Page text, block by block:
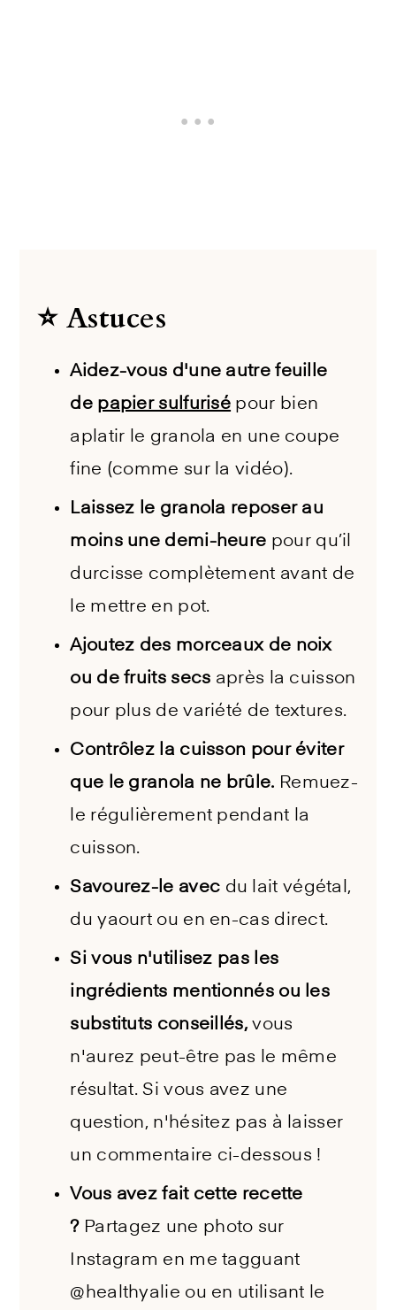
⭐️ Astuces
Aidez-vous d'une autre feuille
de papier sulfurisé pour bien
aplatir le granola en une coupe
fine (comme sur la vidéo).
Laissez le granola reposer au
moins une demi-heure pour qu’il
durcisse complètement avant de
le mettre en pot.
Ajoutez des morceaux de noix
ou de fruits secs après la cuisson
pour plus de variété de textures.
Contrôlez la cuisson pour éviter
que le granola ne brûle. Remuez-
le régulièrement pendant la
cuisson.
Savourez-le avec du lait végétal,
du yaourt ou en en-cas direct.
Si vous n'utilisez pas les
ingrédients mentionnés ou les
substituts conseillés, vous
n'aurez peut-être pas le même
résultat. Si vous avez une
question, n'hésitez pas à laisser
un commentaire ci-dessous !
Vous avez fait cette recette
? Partagez une photo sur
Instagram en me tagguant
@healthyalie ou en utilisant le